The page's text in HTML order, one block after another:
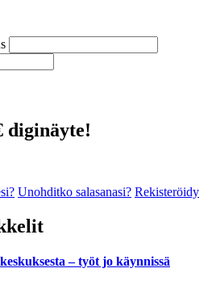
diginäyte!
Unohditko salasanasi? Rekisteröidy
– työt jo käynnissä